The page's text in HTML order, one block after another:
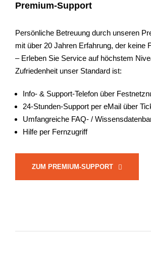
Premium-Support
Persönliche Betreuung durch unseren
mit über 20 Jahren Erfahrung, der keine
– Erleben Sie Service auf höchstem
Zufriedenheit unser Standard ist:
Info- & Support-Telefon über
24-Stunden-Support per eMail über
Umfangreiche FAQ- /
Hilfe per Fernzugriff
ZUM PREMIUM-SUPPORT